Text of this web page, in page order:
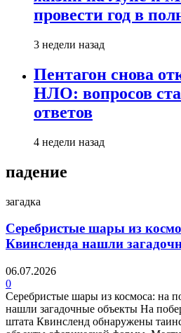
провести год в
3 недели назад
Пентагон снова
НЛО: вопросов
ответов
4 недели назад
падение
загадка
Серебристые шары из
Квинсленда нашли
06.07.2026
0
Серебристые шары из космоса: на
нашли загадочные объекты На
штата Квинсленд обнаружены